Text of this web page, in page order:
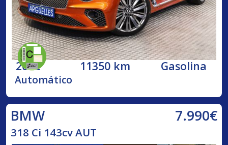
2022 11350 km Gasolina
Automático
BMW 7.990€
318 Ci 143cv AUT